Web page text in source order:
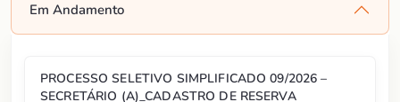
Em Andamento
PROCESSO SELETIVO SIMPLIFICADO 09/2026 –
SECRETÁRIO (A)_CADASTRO DE RESERVA